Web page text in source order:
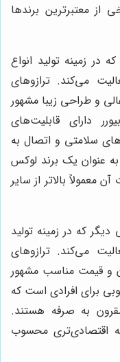
از معتبرترین برندها
در زمینه تولید انواع
می‌کند. ترازوهای
و طراحی زیبا مشهور
دارای قابلیت‌های
سلامتی و اتصال به
عنوان یک برند لوکس
بالاتر از سایر
دیگر که در زمینه تولید
می‌کند. ترازوهای
و قیمت مناسب مشهور
برای افرادی است که
به صرفه هستند.
اقتصادی‌تری محسوب